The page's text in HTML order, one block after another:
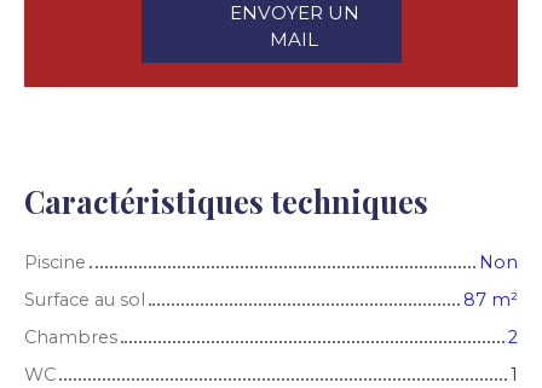
ENVOYER UN
MAIL
Caractéristiques techniques
Piscine
Non
Surface au sol
87 m²
Chambres
2
WC
1